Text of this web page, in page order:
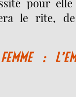
pour elle
le rite, de
: